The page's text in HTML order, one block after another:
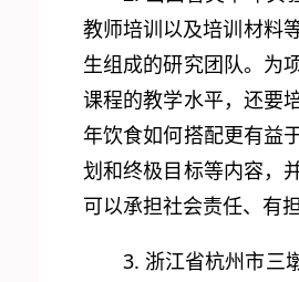
教师培训以及培训材料
生组成的研究团队。为
课程的教学水平，还要
年饮食如何搭配更有益
划和终极目标等内容，
可以承担社会责任、有
3. 浙江省杭州市三